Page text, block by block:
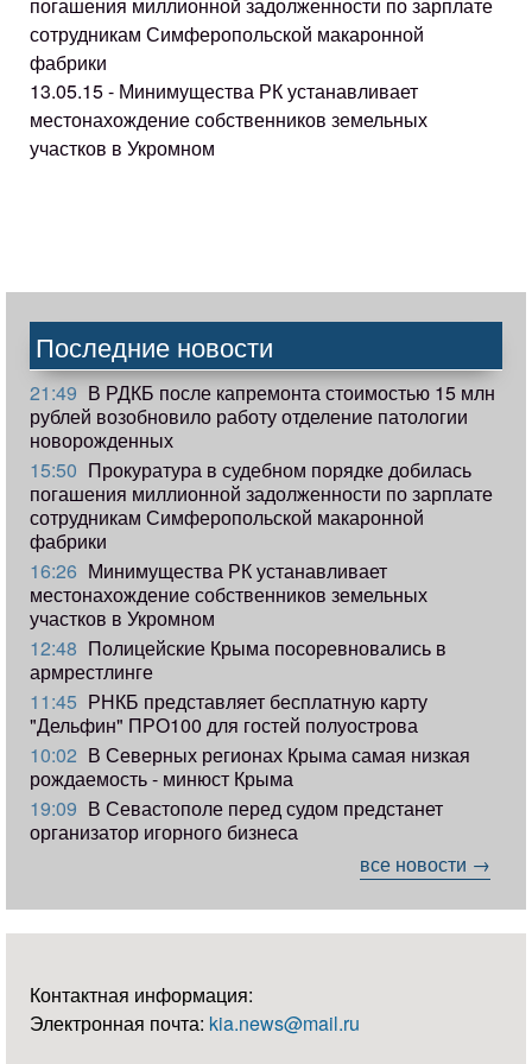
сотрудникам Симферопольской макаронной
фабрики
13.05.15 - Минимущества РК устанавливает
местонахождение собственников земельных
участков в Укромном
Последние новости
21:49 В РДКБ после капремонта стоимостью 15 млн
рублей возобновило работу отделение патологии
новорожденных
15:50 Прокуратура в судебном порядке добилась
погашения миллионной задолженности по зарплате
сотрудникам Симферопольской макаронной
фабрики
16:26 Минимущества РК устанавливает
местонахождение собственников земельных
участков в Укромном
12:48 Полицейские Крыма посоревновались в
армрестлинге
11:45 РНКБ представляет бесплатную карту
"Дельфин" ПРО100 для гостей полуострова
10:02 В Северных регионах Крыма самая низкая
рождаемость - минюст Крыма
19:09 В Севастополе перед судом предстанет
организатор игорного бизнеса
все новости →
Контактная информация:
Электронная почта: kia.news@mail.ru